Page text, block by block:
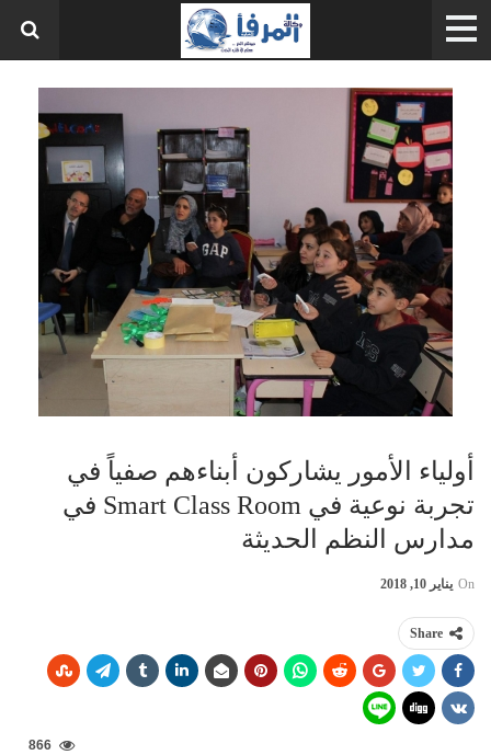
أولياء الأمور يشاركون أبناءهم صفياً في
تجربة نوعية في Smart Class Room في
مدارس النظم الحديثة
On يناير 10, 2018
Share
866